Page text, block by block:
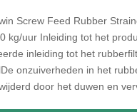
Screw Feed Rubber
kg/uur Inleiding tot het
inleiding tot het
onzuiverheden in het
door het duwen en